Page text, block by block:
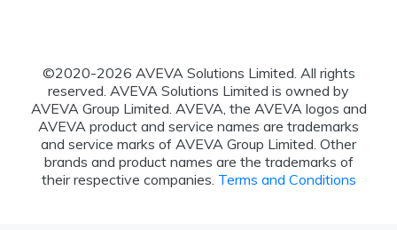
©2020-2026 AVEVA Solutions Limited. All rights
reserved. AVEVA Solutions Limited is owned by
AVEVA Group Limited. AVEVA, the AVEVA logos and
AVEVA product and service names are trademarks
and service marks of AVEVA Group Limited. Other
brands and product names are the trademarks of
their respective companies. Terms and Conditions